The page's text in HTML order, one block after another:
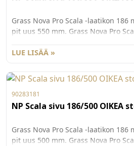
Grass Nova Pro Scala -laatikon 186
pit uus 550 mm. Grass Nova Pro
maksimoitu. Väri St one.
LUE LISÄÄ »
90283181
NP Scala sivu 186/500 OIKEA
Grass Nova Pro Scala -laatikon 186
pit uus 500 mm. Grass Nova Pro